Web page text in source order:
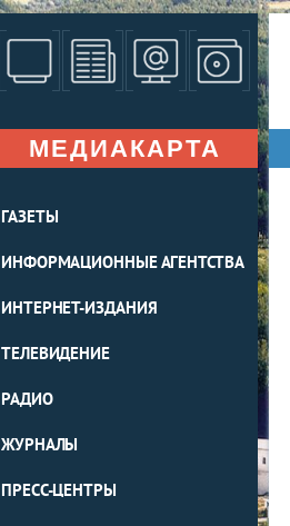
МЕДИАКАРТА
ГАЗЕТЫ
ИНФОРМАЦИОННЫЕ АГЕНТСТВА
ИНТЕРНЕТ-ИЗДАНИЯ
ТЕЛЕВИДЕНИЕ
РАДИО
ЖУРНАЛЫ
ПРЕСС-ЦЕНТРЫ